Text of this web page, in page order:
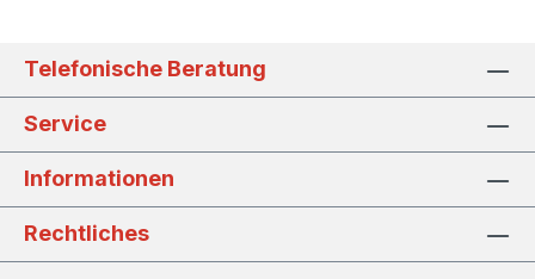
Telefonische Beratung
Service
Informationen
Rechtliches